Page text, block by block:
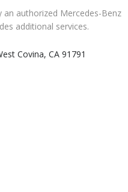
an authorized Mercedes-Benz
additional services.
Covina, CA 91791